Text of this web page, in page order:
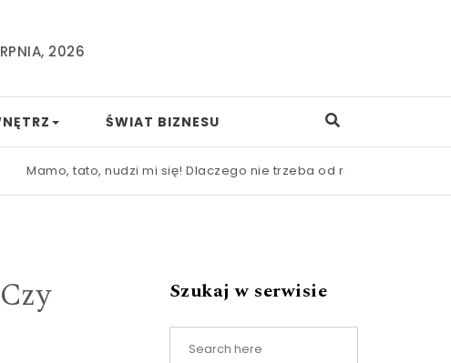
2026
ŚWIAT BIZNESU
tato, nudzi mi się! Dlaczego nie trzeba od razu ratować dziecka
Szukaj w serwisie